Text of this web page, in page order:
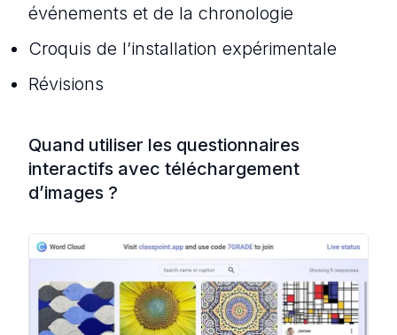
événements et de la chronologie
Croquis de l’installation expérimentale
Révisions
Quand utiliser les questionnaires
interactifs avec téléchargement
d’images ?